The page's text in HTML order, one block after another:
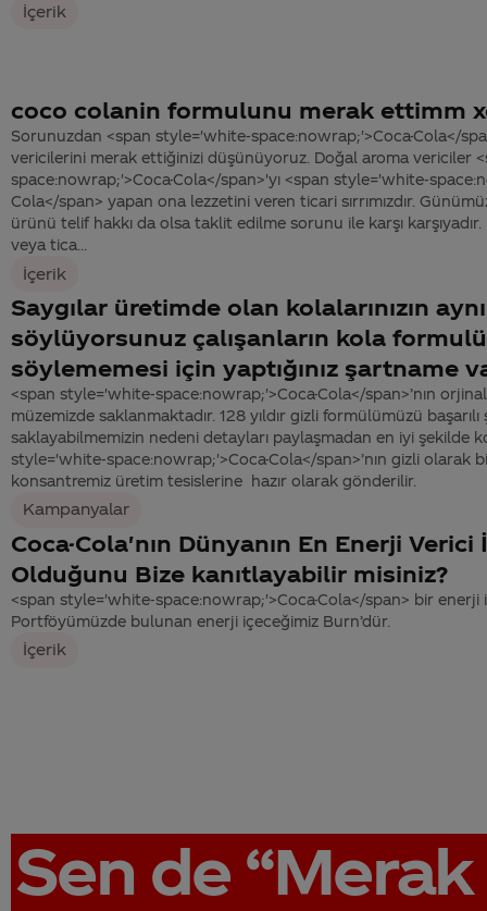
İçerik
coco colanin formulunu merak ettimm
Sorunuzdan <span style='white-space:nowrap;'>Coca-Cola</
vericilerini merak ettiğinizi düşünüyoruz. Doğal aroma vericiler
space:nowrap;'>Coca-Cola</span>'yı <span style='white-
Cola</span> yapan ona lezzetini veren ticari sırrımızdır.
ürünü telif hakkı da olsa taklit edilme sorunu ile karşı
veya tica...
İçerik
Saygılar üretimde olan kolalarınızın
söylüyorsunuz çalışanların kola
söylememesi için yaptığınız şartname
<span style='white-space:nowrap;'>Coca-Cola</span>’nın
müzemizde saklanmaktadır. 128 yıldır gizli formülümüzü başarılı
saklayabilmemizin nedeni detayları paylaşmadan en iyi şekilde
style='white-space:nowrap;'>Coca-Cola</span>’nın gizli olarak
konsantremiz üretim tesislerine hazır olarak gönderilir.
Kampanyalar
Coca-Cola'nın Dünyanın En Enerji Verici
Olduğunu Bize kanıtlayabilir misiniz?
<span style='white-space:nowrap;'>Coca-Cola</span> bir enerji
Portföyümüzde bulunan enerji içeceğimiz Burn’dür.
İçerik
Sen de